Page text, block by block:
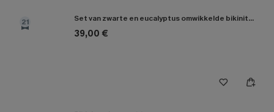
21 Set van zwarte en eucalyptus omwikkelde bikinitop en broekje met hoge taille
39,00 €